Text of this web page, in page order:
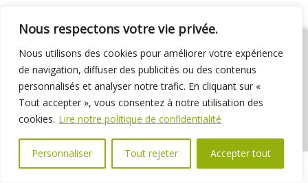
Nous respectons votre vie privée.
Nous utilisons des cookies pour améliorer votre expérience
de navigation, diffuser des publicités ou des contenus
personnalisés et analyser notre trafic. En cliquant sur «
Tout accepter », vous consentez à notre utilisation des
cookies. Lire notre politique de confidentialité
Personnaliser Tout rejeter Accepter tout
01 69 31 72 10 01 69 31 37 31
Nous contacter
Espace élus
Marchés publics Délibérations